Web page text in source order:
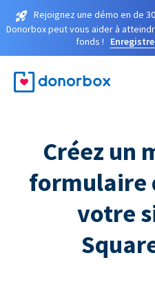
Rejoignez une démo en de
Donorbox peut vous aider à
fonds !
Créez un
formulaire
votre